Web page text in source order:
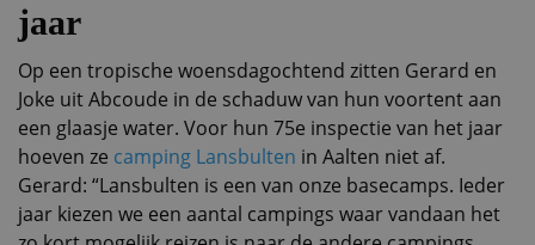
jaar
Op een tropische woensdagochtend zitten Gerard en
Joke uit Abcoude in de schaduw van hun voortent aan
een glaasje water. Voor hun 75e inspectie van het jaar
hoeven ze camping Lansbulten in Aalten niet af.
Gerard: “Lansbulten is een van onze basecamps. Ieder
jaar kiezen we een aantal campings waar vandaan het